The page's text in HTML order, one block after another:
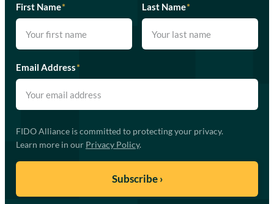
First Name* Last Name*
Email Address*
FIDO Alliance is committed to protecting your privacy.
Learn more in our Privacy Policy.